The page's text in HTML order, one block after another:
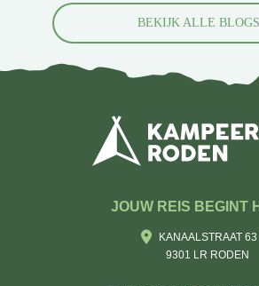
BEKIJK ALLE BLOGS
JOUW REIS BEGINT
KANAALSTRAAT 63
9301 LR RODEN